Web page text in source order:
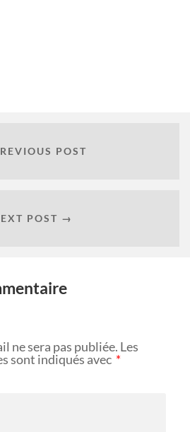
POST
POST →
ne sera pas publiée. Les
sont indiqués avec *